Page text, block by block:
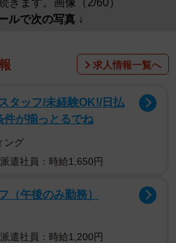
ルで次の写真 ↓
求人情報一覧へ
タッフ/未経験OK!/日払
件が揃っとるでね
ング
派遣社員：時給1,650円
（午後のみ勤務）
派遣社員：時給1,200円